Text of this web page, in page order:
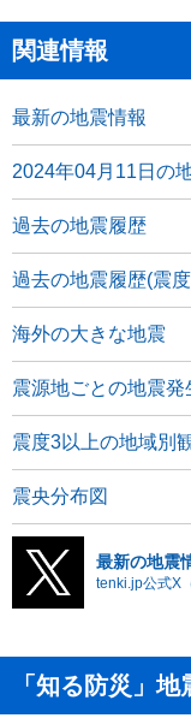
関連情報
最新の地震情報
2024年04月11日の
過去の地震履歴
過去の地震履歴(震
海外の大きな地震
震源地ごとの地震発
震度3以上の地域別
震央分布図
最新の地震
tenki.jp公式X
「知る防災」地